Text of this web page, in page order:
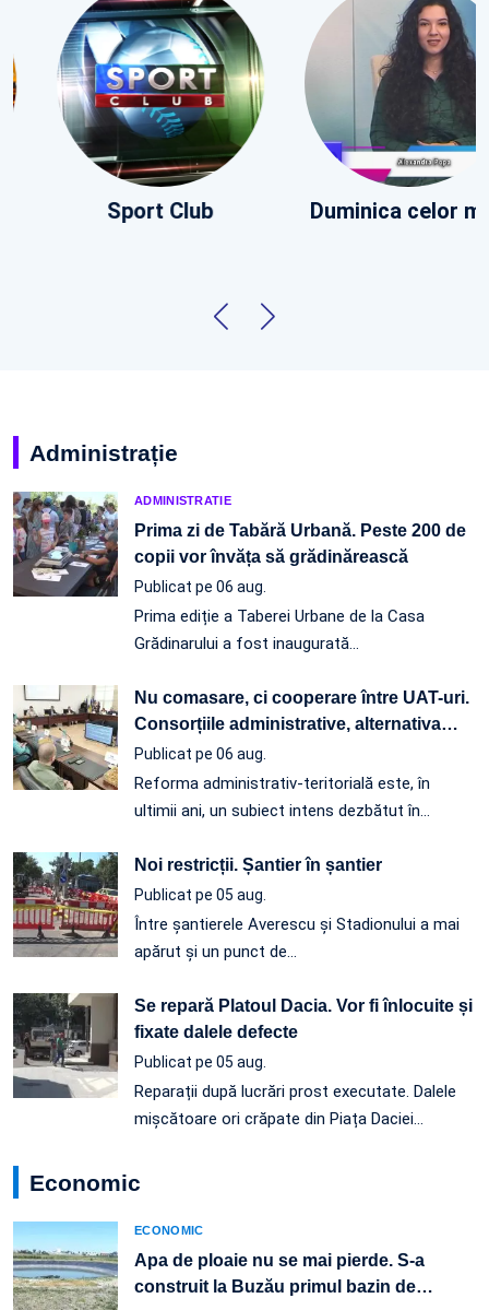
Sport Club Duminica celor mici
Administrație
ADMINISTRATIE
Prima zi de Tabără Urbană. Peste 200 de
copii vor învăța să grădinărească
Publicat pe 06 aug.
Prima ediție a Taberei Urbane de la Casa
Grădinarului a fost inaugurată…
Nu comasare, ci cooperare între UAT-uri.
Consorțiile administrative, alternativa…
Publicat pe 06 aug.
Reforma administrativ-teritorială este, în
ultimii ani, un subiect intens dezbătut în…
Noi restricții. Șantier în șantier
Publicat pe 05 aug.
Între șantierele Averescu și Stadionului a mai
apărut și un punct de…
Se repară Platoul Dacia. Vor fi înlocuite și
fixate dalele defecte
Publicat pe 05 aug.
Reparații după lucrări prost executate. Dalele
mișcătoare ori crăpate din Piața Daciei…
Economic
ECONOMIC
Apa de ploaie nu se mai pierde. S-a
construit la Buzău primul bazin de…